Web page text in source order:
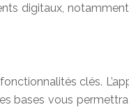
digitaux,
clés.
bases vous